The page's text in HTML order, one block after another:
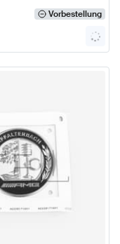
Vorbestellung